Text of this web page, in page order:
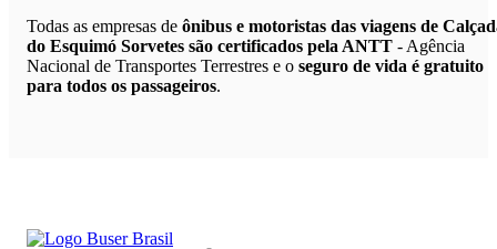
Todas as empresas de ônibus e motoristas das viagens de
do Esquimó Sorvetes são certificados pela ANTT - Agência
Nacional de Transportes Terrestres e o seguro de vida é gratuito
para todos os passageiros.